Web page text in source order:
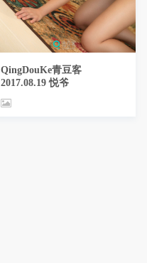
QingDouKe青豆客
2017.08.19 悦爷